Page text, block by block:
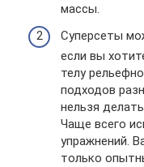
массы.
Суперсеты
если вы
телу
подходов
нельзя
Чаще всего
упражнений.
только